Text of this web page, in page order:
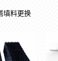
填料更换